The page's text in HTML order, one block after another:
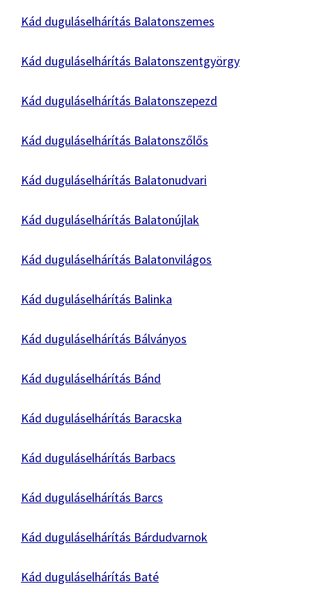
Kád duguláselhárítás Balatonszemes
Kád duguláselhárítás Balatonszentgyörgy
Kád duguláselhárítás Balatonszepezd
Kád duguláselhárítás Balatonszőlős
Kád duguláselhárítás Balatonudvari
Kád duguláselhárítás Balatonújlak
Kád duguláselhárítás Balatonvilágos
Kád duguláselhárítás Balinka
Kád duguláselhárítás Bálványos
Kád duguláselhárítás Bánd
Kád duguláselhárítás Baracska
Kád duguláselhárítás Barbacs
Kád duguláselhárítás Barcs
Kád duguláselhárítás Bárdudvarnok
Kád duguláselhárítás Baté